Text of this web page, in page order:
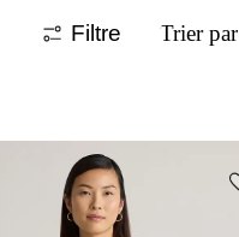
Filtre Trier par